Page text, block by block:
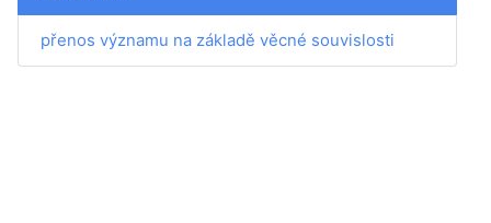
přenos významu na základě věcné souvislosti